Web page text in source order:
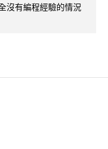
沒有編程經驗的情況